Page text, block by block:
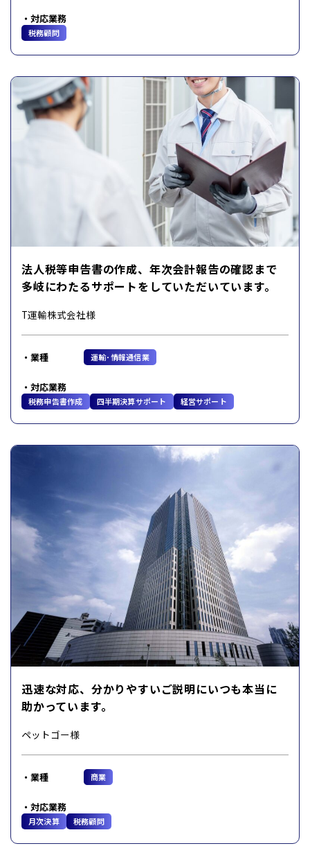
対応業務
税務顧問
法人税等申告書の作成、年次会計報告の確認まで
多岐にわたるサポートをしていただいています。
T運輸株式会社様
業種 運輸･情報通信業
対応業務
税務申告書作成 四半期決算サポート 経営サポート
迅速な対応、分かりやすいご説明にいつも本当に
助かっています。
ペットゴー様
業種 商業
対応業務
月次決算 税務顧問